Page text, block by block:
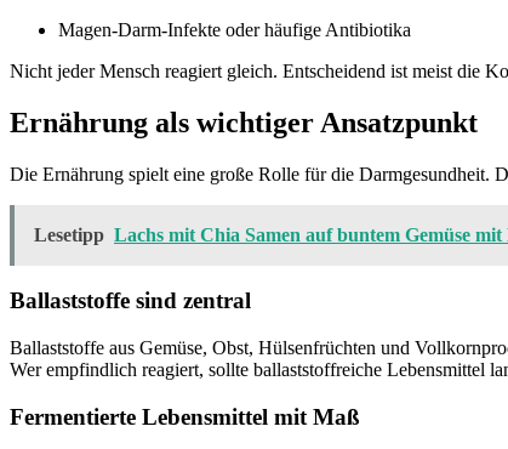
Magen-Darm-Infekte oder häufige Antibiotika
Nicht jeder Mensch reagiert gleich. Entscheidend ist meist die
Ernährung als wichtiger Ansatzpunkt
Die Ernährung spielt eine große Rolle für die Darmgesundheit.
Lesetipp Lachs mit Chia Samen auf buntem Gemüse
Ballaststoffe sind zentral
Ballaststoffe aus Gemüse, Obst, Hülsenfrüchten und
Wer empfindlich reagiert, sollte ballaststoffreiche Lebensmittel
Fermentierte Lebensmittel mit Maß